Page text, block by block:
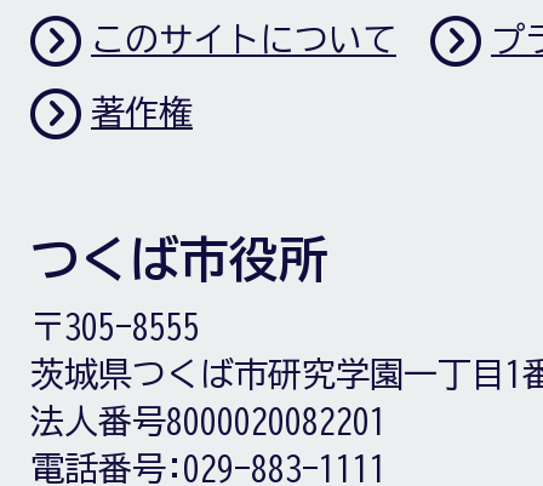
このサイトについて プ
著作権
つくば市役所
〒305-8555
茨城県つくば市研究学園一丁目1
法人番号8000020082201
電話番号: 029-883-1111